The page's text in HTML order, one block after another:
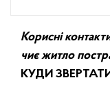
Корисні
чиє житло
КУДИ